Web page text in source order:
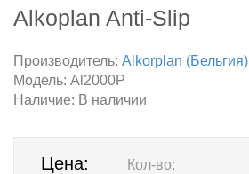
Alkoplan Anti-Slip
Производитель: Alkorplan (Бельгия)
Модель: Al2000P
Наличие: В наличии
Цена:
Кол-во: